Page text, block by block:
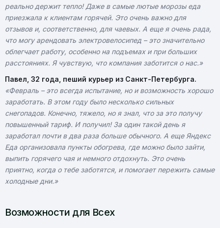
реально держит тепло! Даже в самые лютые морозы еда
приезжала к клиентам горячей. Это очень важно для
отзывов и, соответственно, для чаевых. А еще я очень рада,
что могу арендовать электровелосипед – это значительно
облегчает работу, особенно на подъемах и при больших
расстояниях. Я чувствую, что компания заботится о нас.»
Павел, 32 года, пеший курьер из Санкт-Петербурга.
«Февраль – это всегда испытание, но и возможность хорошо
заработать. В этом году было несколько сильных
снегопадов. Конечно, тяжело, но я знал, что за это получу
повышенный тариф. И получил! За один такой день я
заработал почти в два раза больше обычного. А еще Яндекс
Еда организовала пункты обогрева, где можно было зайти,
выпить горячего чая и немного отдохнуть. Это очень
приятно, когда о тебе заботятся, и помогает пережить самые
холодные дни.»
Возможности для Всех